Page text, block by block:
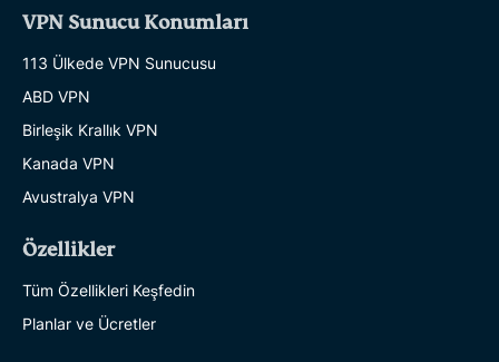
VPN Sunucu Konumları
113 Ülkede VPN Sunucusu
ABD VPN
Birleşik Krallık VPN
Kanada VPN
Avustralya VPN
Özellikler
Tüm Özellikleri Keşfedin
Planlar ve Ücretler